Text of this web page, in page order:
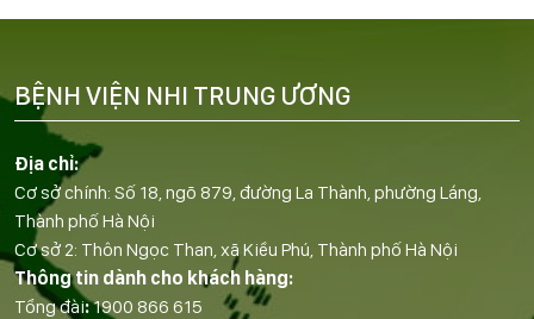
Địa chỉ:
Cơ sở chính: Số 18, ngõ 879, đường La Thành, phường Láng,
Thành phố Hà Nội
Cơ sở 2: Thôn Ngọc Than, xã Kiều Phú, Thành phố Hà Nội
Thông tin dành cho khách hàng:
Tổng đài:1900 866 615
BỆNH VIỆN NHI TRUNG ƯƠNG